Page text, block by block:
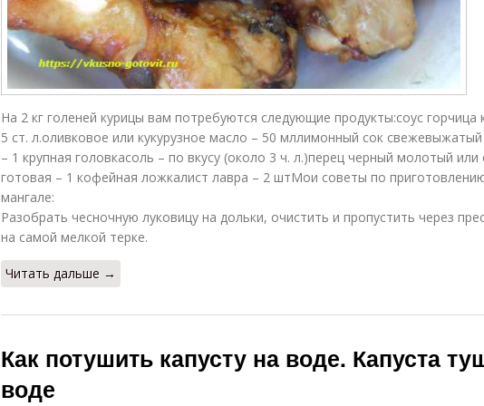
На 2 кг голеней курицы вам потребуются следующие продукты:соус горчица
5 ст. л.оливковое или кукурузное масло – 50 мллимонный сок
– 1 крупная головкасоль – по вкусу (около 3 ч. л.)перец черный молотый или
готовая – 1 кофейная ложкалист лавра – 2 штМои советы по
мангале:
Разобрать чесночную луковицу на дольки, очистить и пропустить через
на самой мелкой терке.
Читать дальше →
Как потушить капусту на воде. Капуста
воде